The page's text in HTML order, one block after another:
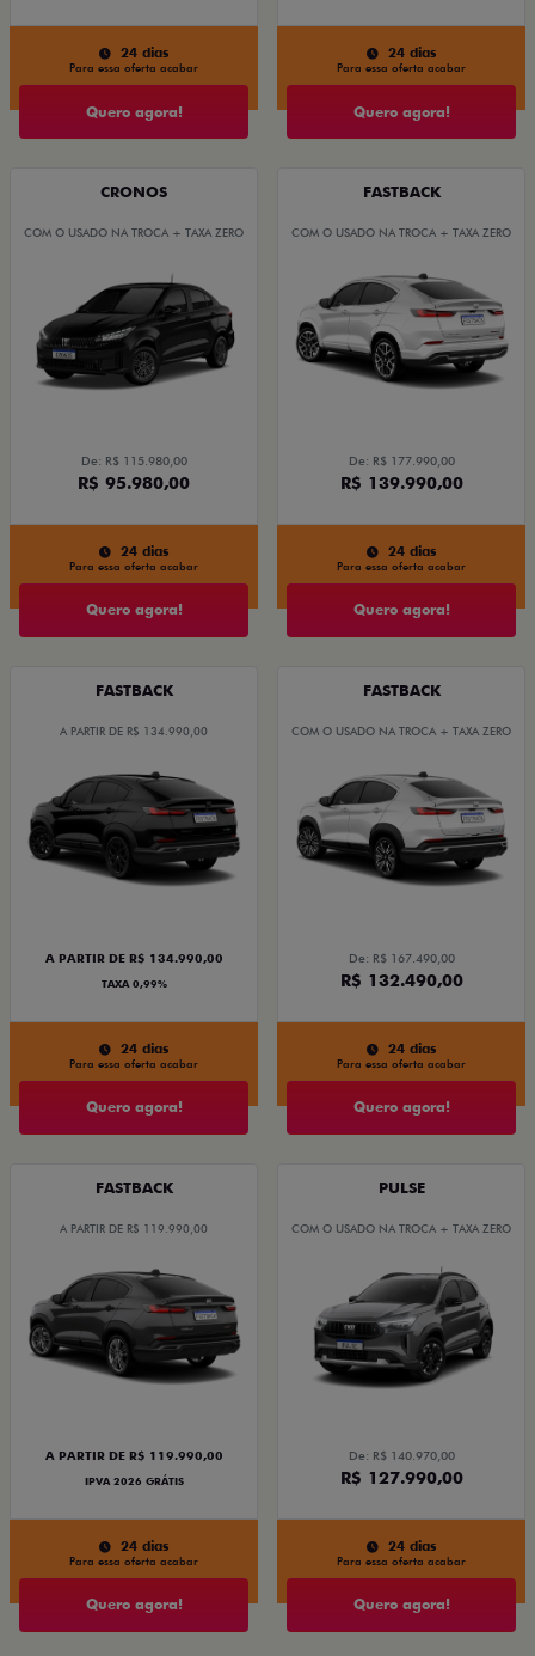
24 dias
Para essa oferta acabar
Quero agora!
24 dias
Para essa oferta acabar
Quero agora!
CRONOS
COM O USADO NA TROCA + TAXA ZERO
De: R$ 115.980,00
R$ 95.980,00
24 dias
Para essa oferta acabar
Quero agora!
FASTBACK
COM O USADO NA TROCA + TAXA ZERO
De: R$ 177.990,00
R$ 139.990,00
24 dias
Para essa oferta acabar
Quero agora!
FASTBACK
A PARTIR DE R$ 134.990,00
A PARTIR DE R$ 134.990,00
TAXA 0,99%
24 dias
Para essa oferta acabar
Quero agora!
FASTBACK
COM O USADO NA TROCA + TAXA ZERO
De: R$ 167.490,00
R$ 132.490,00
24 dias
Para essa oferta acabar
Quero agora!
FASTBACK
A PARTIR DE R$ 119.990,00
A PARTIR DE R$ 119.990,00
IPVA 2026 GRÁTIS
24 dias
Para essa oferta acabar
Quero agora!
PULSE
COM O USADO NA TROCA + TAXA ZERO
De: R$ 140.970,00
R$ 127.990,00
24 dias
Para essa oferta acabar
Quero agora!